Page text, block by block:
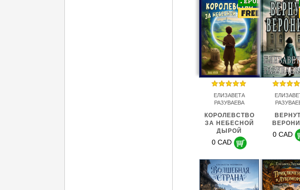
ЕЛИЗАВЕТА
РАЗУВАЕВА
КОРОЛЕВСТВО
ЗА НЕБЕСНОЙ
ДЫРОЙ
0 CAD
0 CAD